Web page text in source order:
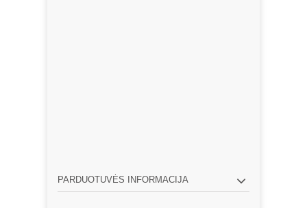
PARDUOTUVĖS INFORMACIJA